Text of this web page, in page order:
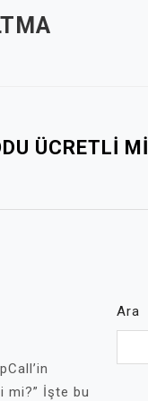
ÜCRETLI MI
mi?” İşte bu
Ara